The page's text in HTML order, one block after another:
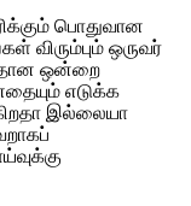
பொதுவான
விரும்பும் ஒருவர்
ஒன்றை
எடுக்க
இல்லையா